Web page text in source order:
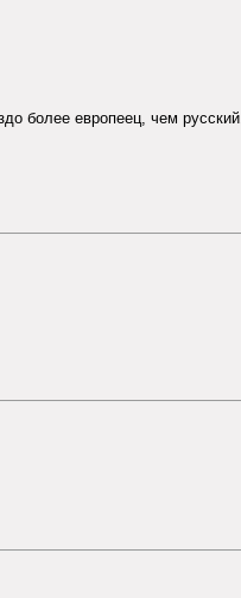
более европеец, чем русский.